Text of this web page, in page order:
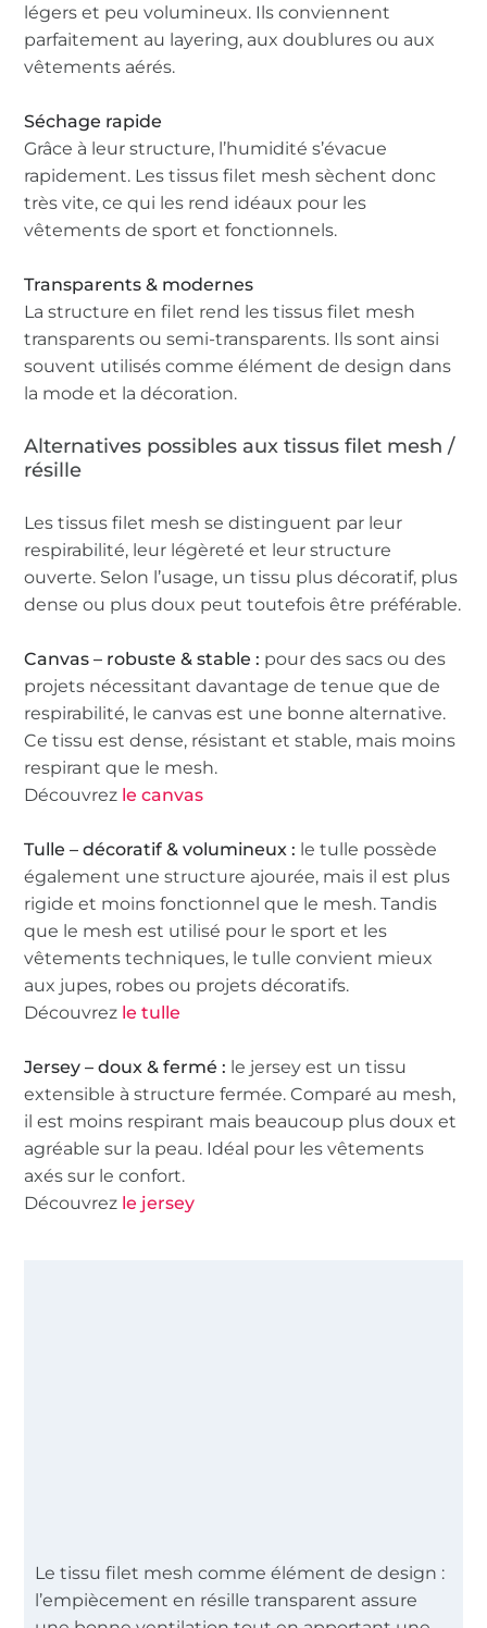
légers et peu volumineux. Ils conviennent
parfaitement au layering, aux doublures ou aux
vêtements aérés.
Séchage rapide
Grâce à leur structure, l’humidité s’évacue
rapidement. Les tissus filet mesh sèchent donc
très vite, ce qui les rend idéaux pour les
vêtements de sport et fonctionnels.
Transparents & modernes
La structure en filet rend les tissus filet mesh
transparents ou semi-transparents. Ils sont ainsi
souvent utilisés comme élément de design dans
la mode et la décoration.
Alternatives possibles aux tissus filet mesh /
résille
Les tissus filet mesh se distinguent par leur
respirabilité, leur légèreté et leur structure
ouverte. Selon l’usage, un tissu plus décoratif, plus
dense ou plus doux peut toutefois être préférable.
Canvas – robuste & stable : pour des sacs ou des
projets nécessitant davantage de tenue que de
respirabilité, le canvas est une bonne alternative.
Ce tissu est dense, résistant et stable, mais moins
respirant que le mesh.
Découvrez le canvas
Tulle – décoratif & volumineux : le tulle possède
également une structure ajourée, mais il est plus
rigide et moins fonctionnel que le mesh. Tandis
que le mesh est utilisé pour le sport et les
vêtements techniques, le tulle convient mieux
aux jupes, robes ou projets décoratifs.
Découvrez le tulle
Jersey – doux & fermé : le jersey est un tissu
extensible à structure fermée. Comparé au mesh,
il est moins respirant mais beaucoup plus doux et
agréable sur la peau. Idéal pour les vêtements
axés sur le confort.
Découvrez le jersey
Le tissu filet mesh comme élément de design :
l’empiècement en résille transparent assure